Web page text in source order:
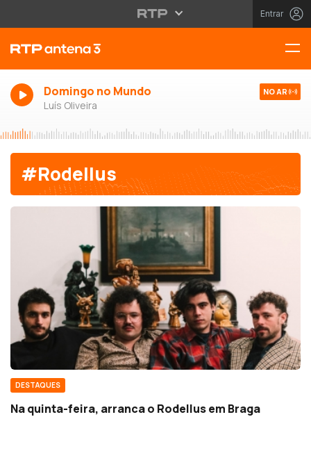
Entrar
Domingo no Mundo
Luís Oliveira
NO AR
#Rodellus
DESTAQUES
Na quinta-feira, arranca o Rodellus em Braga